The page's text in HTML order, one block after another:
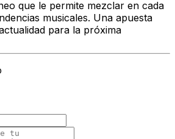
que le permite mezclar en cada
musicales. Una apuesta
para la próxima